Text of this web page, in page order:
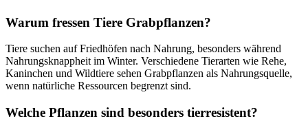
Warum fressen Tiere Grabpflanzen?
Tiere suchen auf Friedhöfen nach Nahrung, besonders während
Nahrungsknappheit im Winter. Verschiedene Tierarten wie Rehe,
Kaninchen und Wildtiere sehen Grabpflanzen als Nahrungsquelle,
wenn natürliche Ressourcen begrenzt sind.
Welche Pflanzen sind besonders tierresistent?